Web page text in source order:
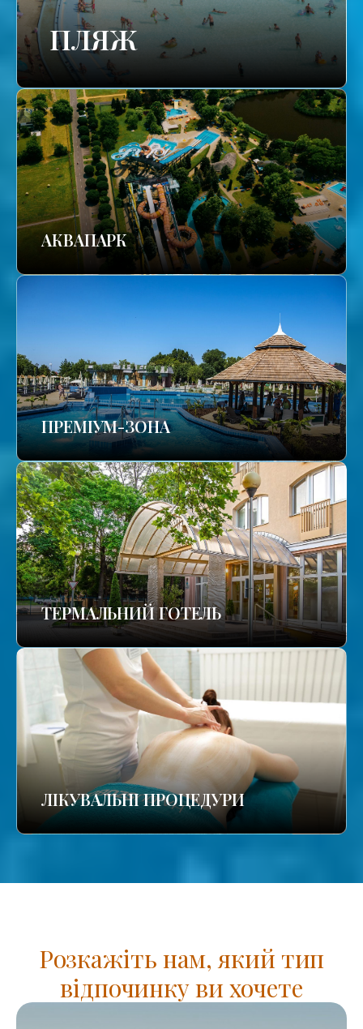
ПЛЯЖ
АКВАПАРК
ПРЕМІУМ-ЗОНА
ТЕРМАЛЬНИЙ ГОТЕЛЬ
ЛІКУВАЛЬНІ ПРОЦЕДУРИ
Розкажіть нам, який тип
відпочинку ви хочете